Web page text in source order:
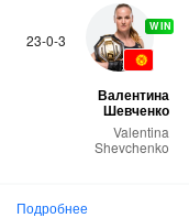
23-0-3
WIN
Валентина
Шевченко
Valentina
Shevchenko
Подробнее